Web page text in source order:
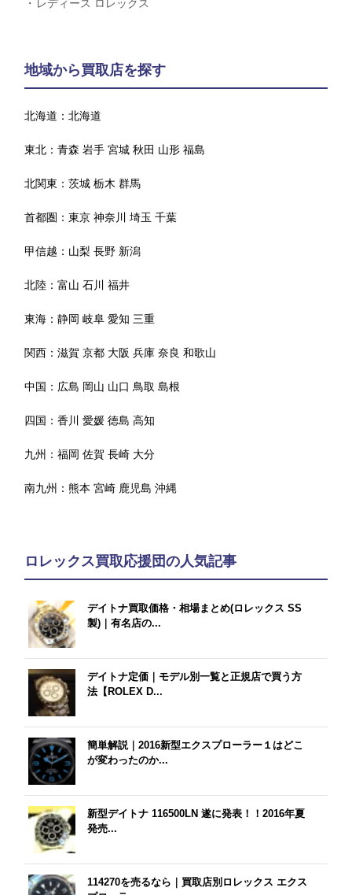
レディース ロレックス
地域から買取店を探す
北海道：北海道
東北：青森 岩手 宮城 秋田 山形 福島
北関東：茨城 栃木 群馬
首都圏：東京 神奈川 埼玉 千葉
甲信越： 山梨 長野 新潟
北陸：富山 石川 福井
東海：静岡 岐阜 愛知 三重
関西：滋賀 京都 大阪 兵庫 奈良 和歌山
中国： 広島 岡山 山口 鳥取 島根
四国：香川 愛媛 徳島 高知
九州：福岡 佐賀 長崎 大分
南九州：熊本 宮崎 鹿児島 沖縄
ロレックス買取応援団の人気記事
デイトナ買取価格・相場まとめ(ロレックス SS
製)｜有名店の...
デイトナ定価｜モデル別一覧と正規店で買う方
法【ROLEX D...
簡単解説｜2016新型エクスプローラー１はどこ
が変わったのか...
新型デイトナ 116500LN 遂に発表！！2016年夏
発売...
114270を売るなら｜買取店別ロレックス エクス